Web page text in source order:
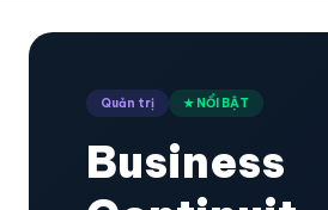
Quản trị ★ NỔI BẬT
Business